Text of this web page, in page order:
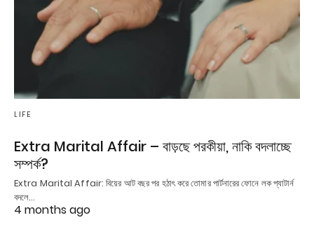
LIFE
Extra Marital Affair – বাড়ছে পরকীয়া, নাকি বদলাচ্ছে
সম্পর্ক?
Extra Marital Affair: বিয়ের আট বছর পর হঠাৎ করে তোমার পার্টনারের ফোনে লক প্যাটার্ন
বদলে…
4 months ago